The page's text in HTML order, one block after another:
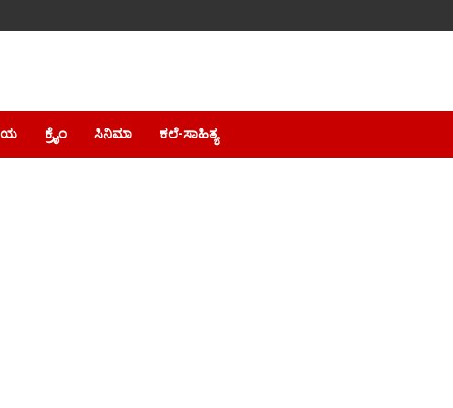
ಕ್ರೈಂ ಸಿನಿಮಾ ಕಲೆ-ಸಾಹಿತ್ಯ